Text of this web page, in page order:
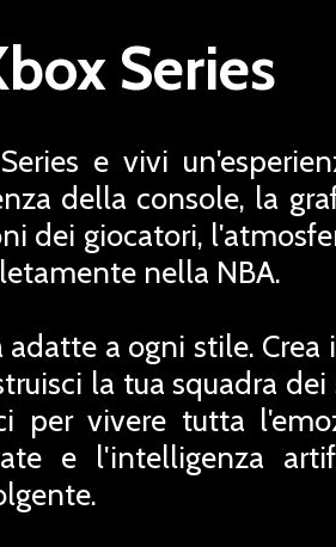
Series
e vivi
della console, la
dei giocatori,
nella NBA.
a ogni stile. Crea
la tua squadra
per vivere tutta
e l'intelligenza